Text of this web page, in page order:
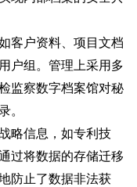
客户资料、项目文档
户组。管理上采用多
监察数字档案馆对秘
。
略信息，如专利技
过将数据的存储迁移
防止了数据非法获